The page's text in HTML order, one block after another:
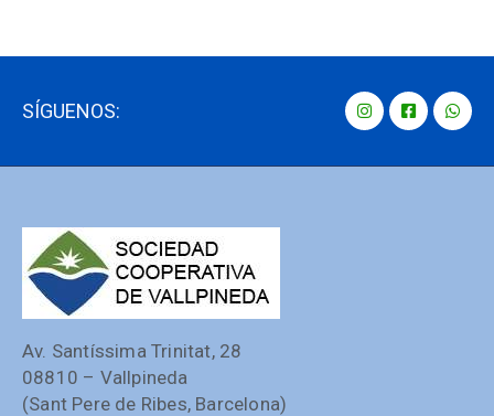
SÍGUENOS:
Av. Santíssima Trinitat, 28
08810 – Vallpineda
(Sant Pere de Ribes, Barcelona)